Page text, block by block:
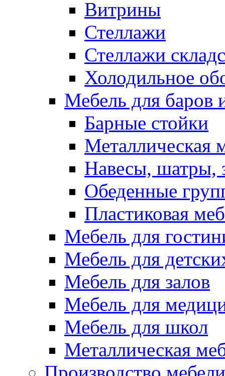
Витрины
Стеллажи
Стеллажи
Холодильное
Мебель для баров
Барные стойки
Металлическая
Навесы, шатры,
Обеденные
Пластиковая
Мебель для
Мебель для
Мебель для залов
Мебель для
Мебель для школ
Металлическая